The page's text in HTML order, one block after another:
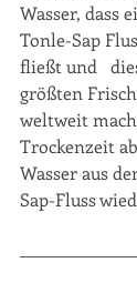
Wasser, dass
Tonle-Sap
fließt und
größten
weltweit
Trockenzeit
Wasser aus
Sap-Fluss